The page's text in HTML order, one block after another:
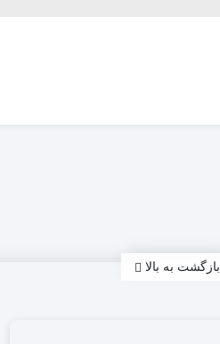
بازگشت به بالا